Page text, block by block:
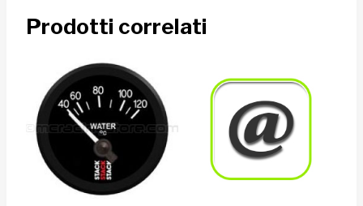
Prodotti correlati